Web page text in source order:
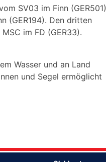
SV03 im Finn (GER501)
(GER194). Den dritten
im FD (GER33).
Wasser und an Land
und Segel ermöglicht